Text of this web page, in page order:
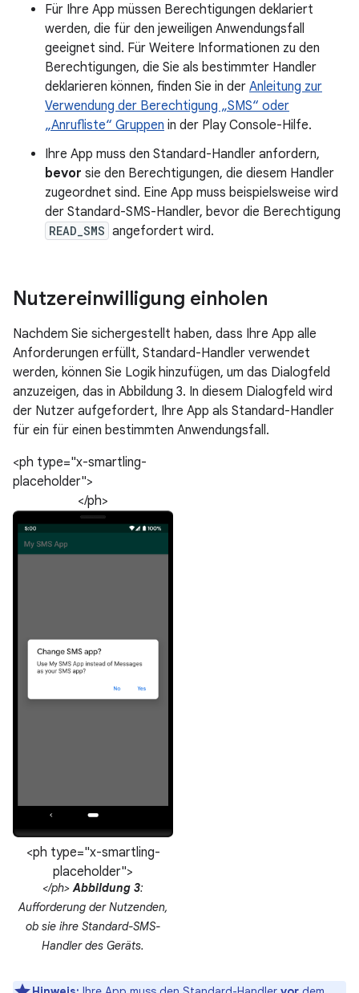
Für Ihre App müssen Berechtigungen deklariert
werden, die für den jeweiligen Anwendungsfall
geeignet sind. Für Weitere Informationen zu den
Berechtigungen, die Sie als bestimmter Handler
deklarieren können, finden Sie in der Anleitung zur
Verwendung der Berechtigung „SMS“ oder
„Anrufliste“ Gruppen in der Play Console-Hilfe.
Ihre App muss den Standard-Handler anfordern,
bevor sie den Berechtigungen, die diesem Handler
zugeordnet sind. Eine App muss beispielsweise wird
der Standard-SMS-Handler, bevor die Berechtigung
READ_SMS angefordert wird.
Nutzereinwilligung einholen
Nachdem Sie sichergestellt haben, dass Ihre App alle
Anforderungen erfüllt, Standard-Handler verwendet
werden, können Sie Logik hinzufügen, um das Dialogfeld
anzuzeigen, das in Abbildung 3. In diesem Dialogfeld wird
der Nutzer aufgefordert, Ihre App als Standard-Handler
für ein für einen bestimmten Anwendungsfall.
<ph type="x-smartling-
placeholder">
</ph>
<ph type="x-smartling-
placeholder">
</ph>Abbildung 3:
Aufforderung der Nutzenden,
ob sie ihre Standard-SMS-
Handler des Geräts.